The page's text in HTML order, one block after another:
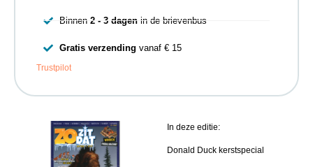
In deze editie:
Donald Duck kerstspecial
Binnen 2 - 3 dagenin de brievenbus
Gratis verzending vanaf € 15
Trustpilot